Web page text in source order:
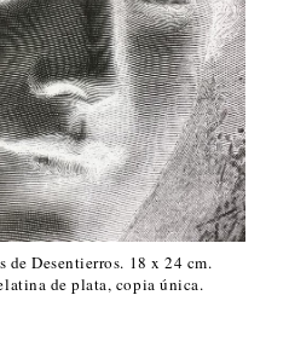
de Desentierros. 18 x 24 cm.
de plata, copia única.